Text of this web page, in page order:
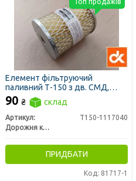
Елемент фільтруючий
паливний Т-150 з дв. СМД,
ДОН 1500, НИВА СК 5 метал.
наскрізний 12х9 см (ДК)
90 ₴ склад
Артикул:
Т150-1117040
Дорожня карта
ПРИДБАТИ
Код: 81717-1